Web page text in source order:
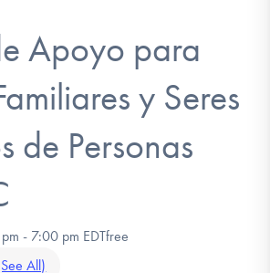
DONATE
Apoyo para
y Seres
de Personas
- 7:00 pm EDT
All)
free